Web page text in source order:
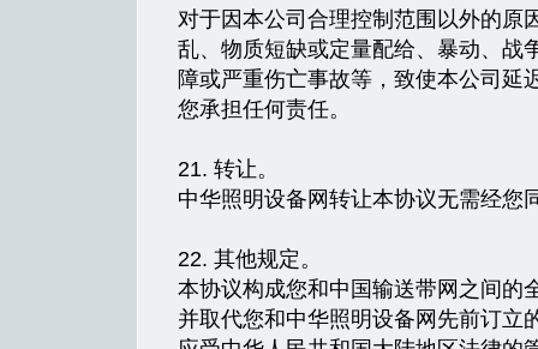
对于因本公司合理控制范围以外的原
乱、物质短缺或定量配给、暴动、战
障或严重伤亡事故等，致使本公司延
您承担任何责任。
21. 转让。
中华照明设备网转让本协议无需经您
22. 其他规定。
本协议构成您和中国输送带网之间的
并取代您和中华照明设备网先前订立